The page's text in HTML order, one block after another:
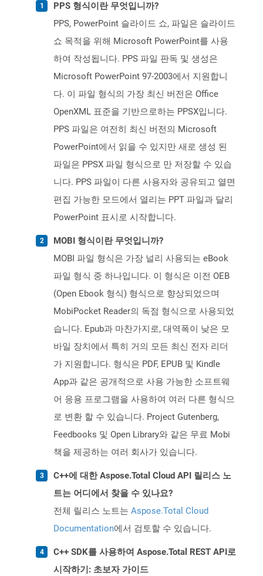
PPS 형식이란 무엇입니까?
PPS, PowerPoint 슬라이드 쇼, 파일은 슬라이드
쇼 목적을 위해 Microsoft PowerPoint를 사용
하여 작성됩니다. PPS 파일 판독 및 생성은
Microsoft PowerPoint 97-2003에서 지원합니
다. 이 파일 형식의 가장 최신 버전은 Office
OpenXML 표준을 기반으로하는 PPSX입니다.
PPS 파일은 여전히 ​​최신 버전의 Microsoft
PowerPoint에서 읽을 수 있지만 새로 생성 된
파일은 PPSX 파일 형식으로 만 저장할 수 있습
니다. PPS 파일이 다른 사용자와 공유되고 열면
편집 가능한 모드에서 열리는 PPT 파일과 달리
PowerPoint 표시로 시작합니다.
MOBI 형식이란 무엇입니까?
MOBI 파일 형식은 가장 널리 사용되는 eBook
파일 형식 중 하나입니다. 이 형식은 이전 OEB
(Open Ebook 형식) 형식으로 향상되었으며
MobiPocket Reader의 독점 형식으로 사용되었
습니다. Epub과 마찬가지로, 대역폭이 낮은 모
바일 장치에서 특히 거의 모든 최신 전자 리더
가 지원합니다. 형식은 PDF, EPUB 및 Kindle
App과 같은 공개적으로 사용 가능한 소프트웨
어 응용 프로그램을 사용하여 여러 다른 형식으
로 변환 할 수 있습니다. Project Gutenberg,
Feedbooks 및 Open Library와 같은 무료 Mobi
책을 제공하는 여러 회사가 있습니다.
C++에 대한 Aspose.Total Cloud API 릴리스 노
트는 어디에서 찾을 수 있나요?
전체 릴리스 노트는 Aspose.Total Cloud
Documentation에서 검토할 수 있습니다.
C++ SDK를 사용하여 Aspose.Total REST API로
시작하기: 초보자 가이드